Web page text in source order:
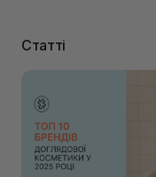
Статті